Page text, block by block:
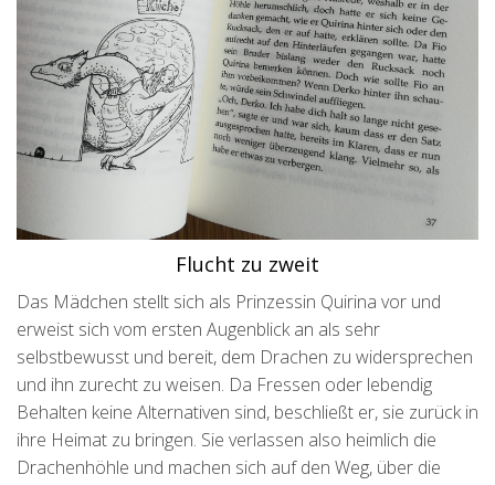
Flucht zu zweit
Das Mädchen stellt sich als Prinzessin Quirina vor und
erweist sich vom ersten Augenblick an als sehr
selbstbewusst und bereit, dem Drachen zu widersprechen
und ihn zurecht zu weisen. Da Fressen oder lebendig
Behalten keine Alternativen sind, beschließt er, sie zurück in
ihre Heimat zu bringen. Sie verlassen also heimlich die
Drachenhöhle und machen sich auf den Weg, über die